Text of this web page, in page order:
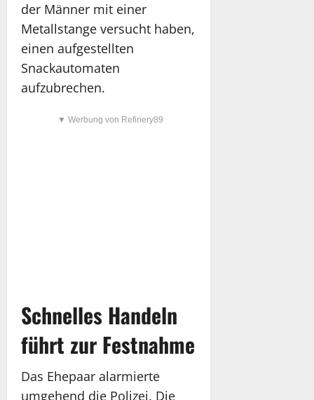
der Männer mit einer
Metallstange versucht haben,
einen aufgestellten
Snackautomaten
aufzubrechen.
▼ Werbung von Refinery89
Schnelles Handeln
führt zur Festnahme
Das Ehepaar alarmierte
umgehend die Polizei. Die